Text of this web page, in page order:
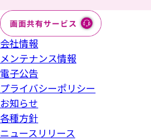
会社情報
メンテナンス情報
電子公告
プライバシーポリシー
お知らせ
各種方針
ニュースリリース